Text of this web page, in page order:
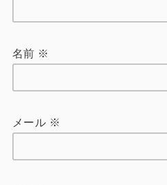
名前 ※
メール ※